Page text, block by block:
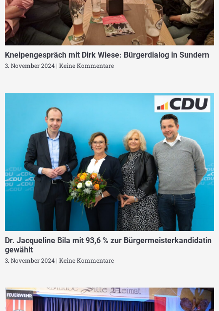
Kneipengespräch mit Dirk Wiese: Bürgerdialog in Sundern
3. November 2024 Keine Kommentare
Dr. Jacqueline Bila mit 93,6 % zur Bürgermeisterkandidatin
gewählt
3. November 2024 Keine Kommentare